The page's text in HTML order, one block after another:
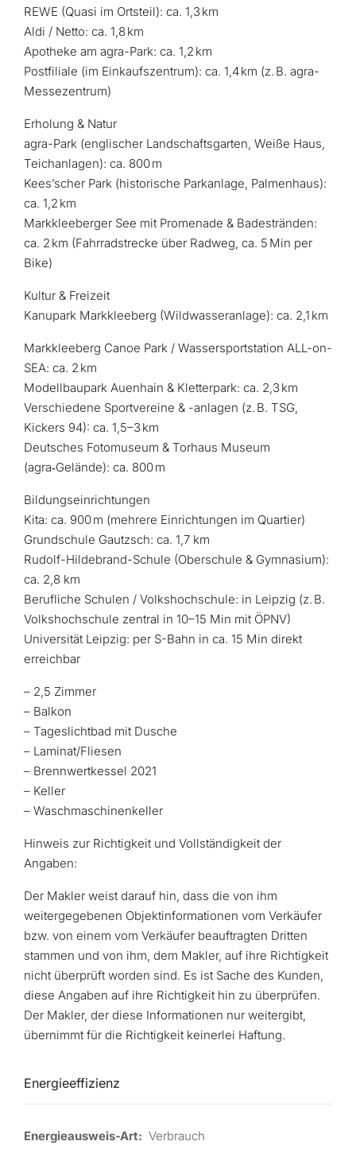
REWE (Quasi im Ortsteil): ca. 1,3 km
Aldi / Netto: ca. 1,8 km
Apotheke am agra-Park: ca. 1,2 km
Postfiliale (im Einkaufszentrum): ca. 1,4 km (z. B. agra-
Messezentrum)
Erholung & Natur
agra-Park (englischer Landschaftsgarten, Weiße Haus,
Teichanlagen): ca. 800 m
Kees’scher Park (historische Parkanlage, Palmenhaus):
ca. 1,2 km
Markkleeberger See mit Promenade & Badestränden:
ca. 2 km (Fahrradstrecke über Radweg, ca. 5 Min per
Bike)
Kultur & Freizeit
Kanupark Markkleeberg (Wildwasseranlage): ca. 2,1 km
Markkleeberg Canoe Park / Wassersportstation ALL-on-
SEA: ca. 2 km
Modellbaupark Auenhain & Kletterpark: ca. 2,3 km
Verschiedene Sportvereine & -anlagen (z. B. TSG,
Kickers 94): ca. 1,5–3 km
Deutsches Fotomuseum & Torhaus Museum
(agra‑Gelände): ca. 800 m
Bildungseinrichtungen
Kita: ca. 900 m (mehrere Einrichtungen im Quartier)
Grundschule Gautzsch: ca. 1,7 km
Rudolf-Hildebrand-Schule (Oberschule & Gymnasium):
ca. 2,8 km
Berufliche Schulen / Volkshochschule: in Leipzig (z. B.
Volkshochschule zentral in 10–15 Min mit ÖPNV)
Universität Leipzig: per S-Bahn in ca. 15 Min direkt
erreichbar
– 2,5 Zimmer
– Balkon
– Tageslichtbad mit Dusche
– Laminat/Fliesen
– Brennwertkessel 2021
– Keller
– Waschmaschinenkeller
Hinweis zur Richtigkeit und Vollständigkeit der
Angaben:
Der Makler weist darauf hin, dass die von ihm
weitergegebenen Objektinformationen vom Verkäufer
bzw. von einem vom Verkäufer beauftragten Dritten
stammen und von ihm, dem Makler, auf ihre Richtigkeit
nicht überprüft worden sind. Es ist Sache des Kunden,
diese Angaben auf ihre Richtigkeit hin zu überprüfen.
Der Makler, der diese Informationen nur weitergibt,
übernimmt für die Richtigkeit keinerlei Haftung.
Energieeffizienz
Energieausweis-Art: Verbrauch